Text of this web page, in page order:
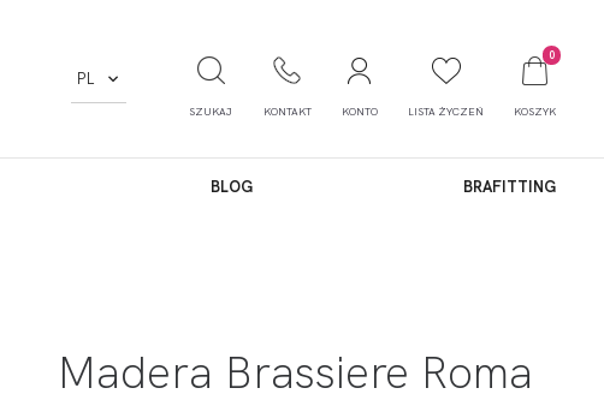
PL
SZUKAJ KONTAKT KONTO LISTA ŻYCZEŃ
0
KOSZYK
BLOG BRAFITTING
Madera Brassiere Roma